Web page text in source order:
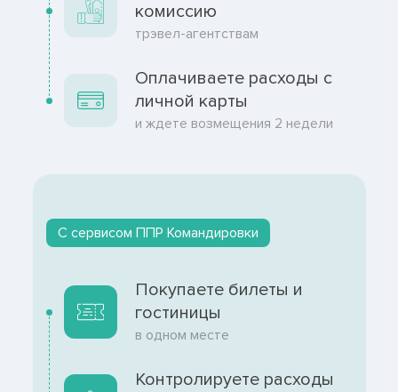
комиссию
трэвел-агентствам
Оплачиваете расходы с
личной карты
и ждете возмещения 2 недели
С сервисом ППР Командировки
Покупаете билеты и
гостиницы
в одном месте
Контролируете расходы